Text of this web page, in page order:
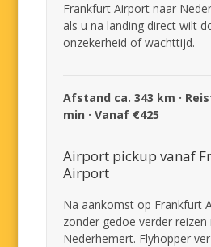
Frankfurt Airport naar
als u na landing direct wilt
onzekerheid of wachttijd.
Afstand ca. 343 km ·
min · Vanaf €425
Airport pickup vanaf
Airport
Na aankomst op Frankfurt
zonder gedoe verder reizen
Nederhemert. Flyhopper